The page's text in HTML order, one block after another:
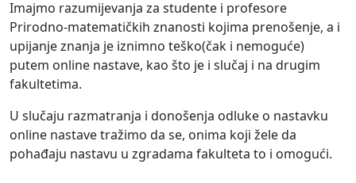
Imajmo razumijevanja za studente i profesore
Prirodno-matematičkih znanosti kojima prenošenje, a i
upijanje znanja je iznimno teško(čak i nemoguće)
putem online nastave, kao što je i slučaj i na drugim
fakultetima.
U slučaju razmatranja i donošenja odluke o nastavku
online nastave tražimo da se, onima koji žele da
pohađaju nastavu u zgradama fakulteta to i omogući.